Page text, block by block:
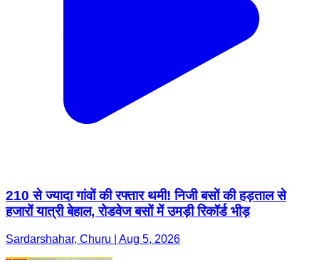
210 से ज्यादा गांवों की रफ्तार थमी! निजी बसों की हड़ताल से
हजारों यात्री बेहाल, रोडवेज बसों में उमड़ी रिकॉर्ड भीड़
Sardarshahar, Churu | Aug 5, 2026